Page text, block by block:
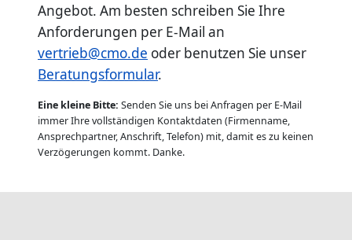
Angebot. Am besten schreiben Sie Ihre
Anforderungen per E-Mail an
vertrieb@cmo.de oder benutzen Sie unser
Beratungsformular.
Eine kleine Bitte: Senden Sie uns bei Anfragen per E-Mail
immer Ihre vollständigen Kontaktdaten (Firmenname,
Ansprechpartner, Anschrift, Telefon) mit, damit es zu keinen
Verzögerungen kommt. Danke.